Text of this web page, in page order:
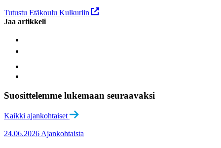
Tutustu Etäkoulu Kulkuriin
Jaa artikkeli
Suosittelemme lukemaan seuraavaksi
Kaikki ajankohtaiset
24.06.2026 Ajankohtaista